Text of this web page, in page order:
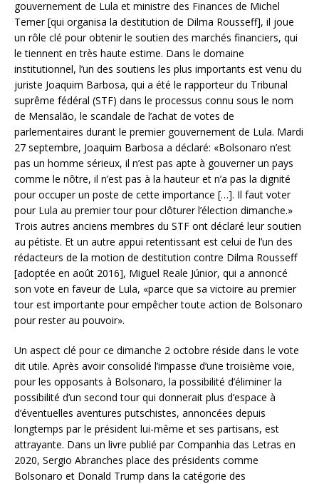
gouvernement de Lula et ministre des Finances de Michel
Temer [qui organisa la destitution de Dilma Rousseff], il joue
un rôle clé pour obtenir le soutien des marchés financiers, qui
le tiennent en très haute estime. Dans le domaine
institutionnel, l’un des soutiens les plus importants est venu du
juriste Joaquim Barbosa, qui a été le rapporteur du Tribunal
suprême fédéral (STF) dans le processus connu sous le nom
de Mensalão, le scandale de l’achat de votes de
parlementaires durant le premier gouvernement de Lula. Mardi
27 septembre, Joaquim Barbosa a déclaré: «Bolsonaro n’est
pas un homme sérieux, il n’est pas apte à gouverner un pays
comme le nôtre, il n’est pas à la hauteur et n’a pas la dignité
pour occuper un poste de cette importance […]. Il faut voter
pour Lula au premier tour pour clôturer l’élection dimanche.»
Trois autres anciens membres du STF ont déclaré leur soutien
au pétiste. Et un autre appui retentissant est celui de l’un des
rédacteurs de la motion de destitution contre Dilma Rousseff
[adoptée en août 2016], Miguel Reale Júnior, qui a annoncé
son vote en faveur de Lula, «parce que sa victoire au premier
tour est importante pour empêcher toute action de Bolsonaro
pour rester au pouvoir».
Un aspect clé pour ce dimanche 2 octobre réside dans le vote
dit utile. Après avoir consolidé l’impasse d’une troisième voie,
pour les opposants à Bolsonaro, la possibilité d’éliminer la
possibilité d’un second tour qui donnerait plus d’espace à
d’éventuelles aventures putschistes, annoncées depuis
longtemps par le président lui-même et ses partisans, est
attrayante. Dans un livre publié par Companhia das Letras en
2020, Sergio Abranches place des présidents comme
Bolsonaro et Donald Trump dans la catégorie des